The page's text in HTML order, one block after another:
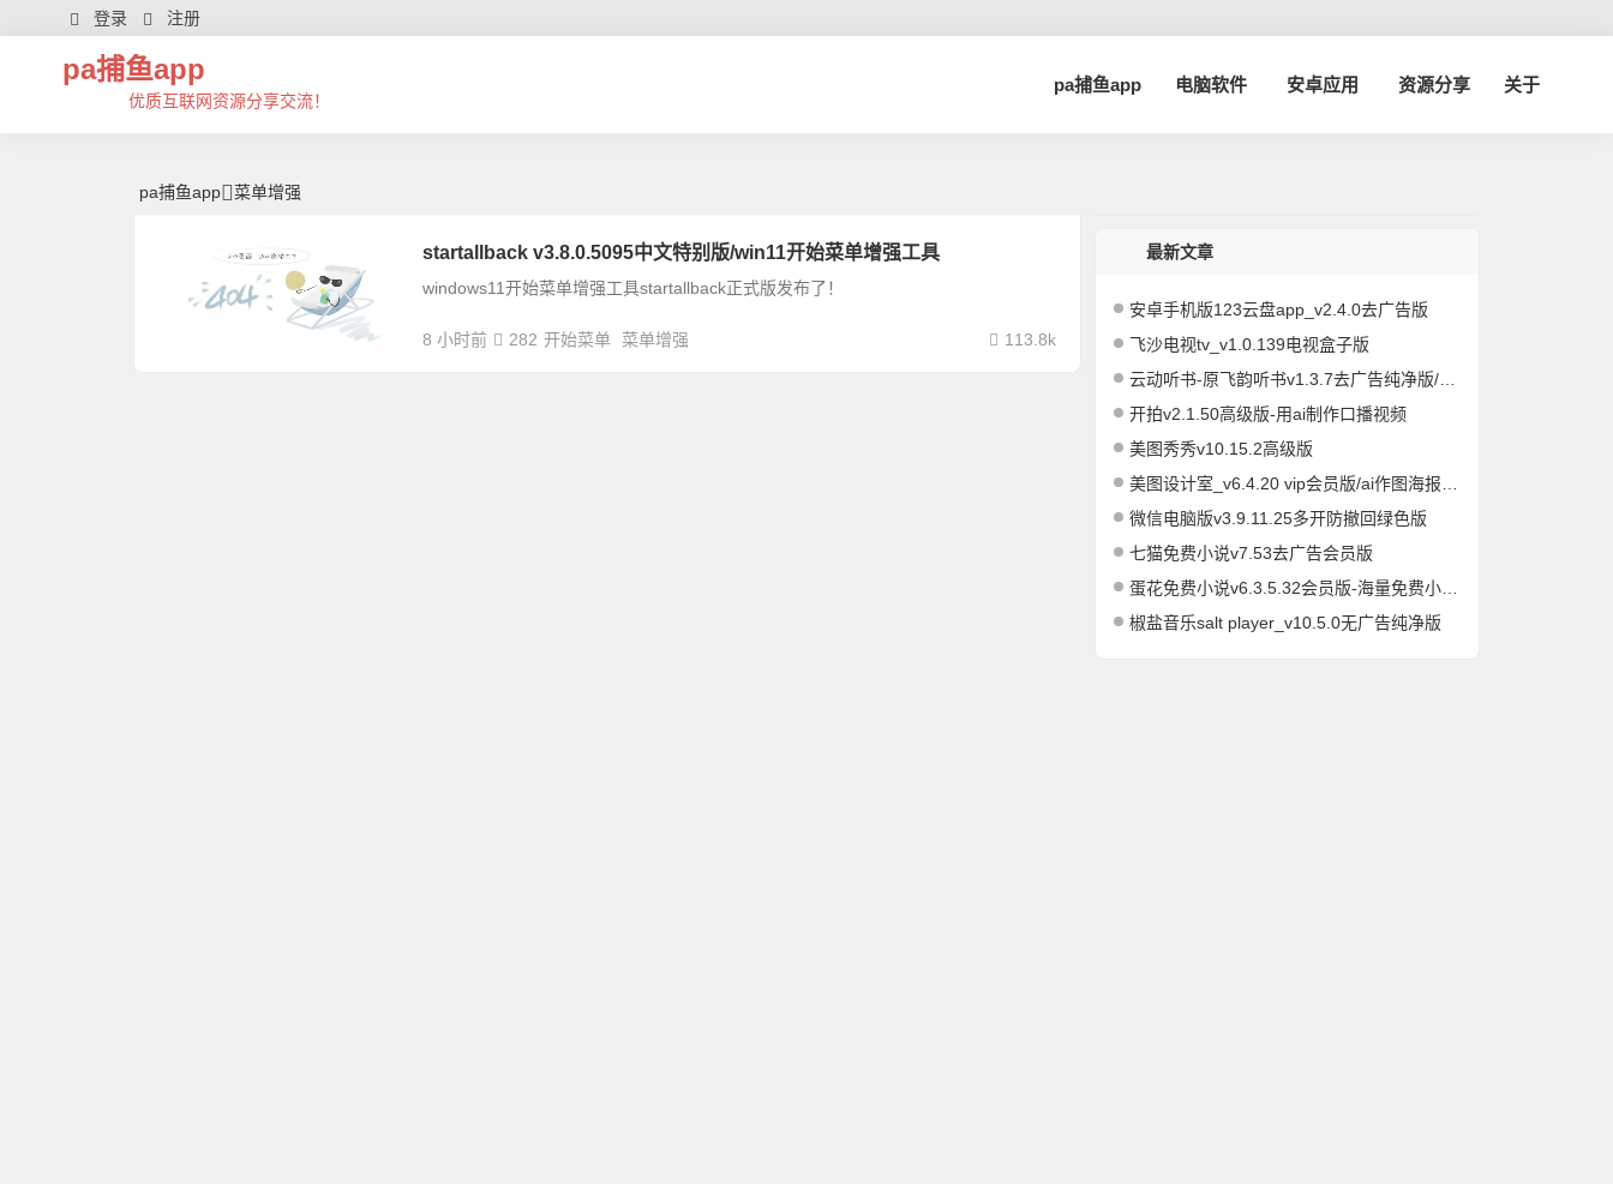
菜单增强 | 芊芊精典-pa捕鱼app
登录 注册
pa捕鱼app
优质互联网资源分享交流！
pa捕鱼app 电脑软件 安卓应用 资源分享 关于
pa捕鱼app 菜单增强
startallback v3.8.0.5095中文特别版/win11开始菜单增强工具
windows11开始菜单增强工具startallback正式版发布了！
8 小时前 113.8k
282 开始菜单 菜单增强
最新文章
安卓手机版123云盘app_v2.4.0去广告版
飞沙电视tv_v1.0.139电视盒子版
云动听书-原飞韵听书v1.3.7去广告纯净版/海量资源
开拍v2.1.50高级版-用ai制作口播视频
美图秀秀v10.15.2高级版
美图设计室_v6.4.20 vip会员版/ai作图海报编辑
微信电脑版v3.9.11.25多开防撤回绿色版
七猫免费小说v7.53去广告会员版
蛋花免费小说v6.3.5.32会员版-海量免费小说有声小说阅读听书
椒盐音乐salt player_v10.5.0无广告纯净版